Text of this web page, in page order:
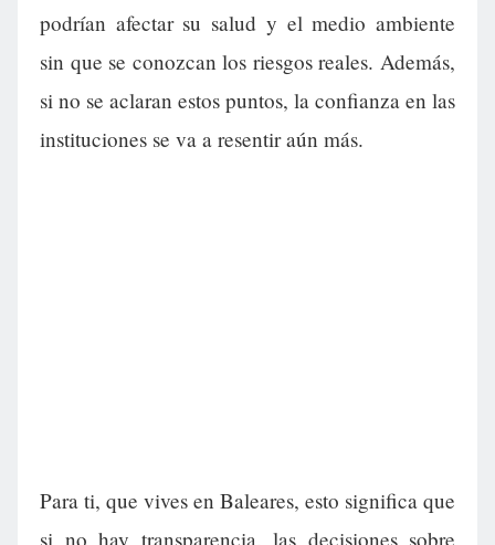
podrían afectar su salud y el medio ambiente
sin que se conozcan los riesgos reales. Además,
si no se aclaran estos puntos, la confianza en las
instituciones se va a resentir aún más.
Para ti, que vives en Baleares, esto significa que
si no hay transparencia, las decisiones sobre